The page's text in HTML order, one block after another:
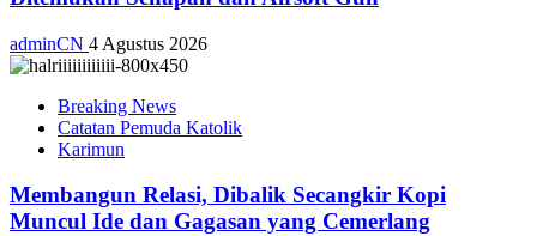
adminCN 4 Agustus 2026
Breaking News
Catatan Pemuda Katolik
Karimun
Membangun Relasi, Dibalik Secangkir Kopi
Muncul Ide dan Gagasan yang Cemerlang